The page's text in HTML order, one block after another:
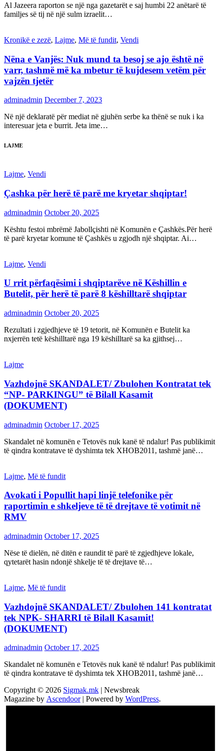
Al Jazeera raporton se një nga gazetarët e saj humbi 22 anëtarë të
familjes së tij në një sulm izraelit…
Kronikë e zezë, Lajme, Më të fundit, Vendi
Nëna e Vanjës: Nuk mund ta besoj se ajo është në
varr, tashmë më ka mbetur të kujdesem vetëm për
vajzën tjetër
adminadmin December 7, 2023
Në një deklaratë për mediat në gjuhën serbe ka thënë se nuk i ka
interesuar jeta e burrit. Jeta ime…
LAJME
Lajme, Vendi
Çashka për herë të parë me kryetar shqiptar!
adminadmin October 20, 2025
Kështu festoi mbrëmë Jabollçishti në Komunën e Çashkës.Për herë
të parë kryetar komune të Çashkës u zgjodh një shqiptar. Ai…
Lajme, Vendi
U rrit përfaqësimi i shqiptarëve në Këshillin e
Butelit, për herë të parë 8 këshilltarë shqiptar
adminadmin October 20, 2025
Rezultati i zgjedhjeve të 19 tetorit, në Komunën e Butelit ka
nxjerrën tetë këshilltarë nga 19 këshilltarë sa ka gjithsej…
Lajme
Vazhdojnë SKANDALET/ Zbulohen Kontratat tek
“NP- PARKINGU” të Bilall Kasamit
(DOKUMENT)
adminadmin October 17, 2025
Skandalet në komunën e Tetovës nuk kanë të ndalur! Pas publikimit
të qindra kontratave të dyshimta tek XHOB2011, tashmë janë…
Lajme, Më të fundit
Avokati i Popullit hapi linjë telefonike për
raportimin e shkeljeve të të drejtave të votimit në
RMV
adminadmin October 17, 2025
Nëse të dielën, në ditën e raundit të parë të zgjedhjeve lokale,
qytetarët hasin ndonjë shkelje të të drejtave të…
Lajme, Më të fundit
Vazhdojnē SKANDALET/ Zbulohen 141 kontratat
tek NPK- SHARRI të Bilall Kasamit!
(DOKUMENT)
adminadmin October 17, 2025
Skandalet në komunën e Tetovës nuk kanë të ndalur! Pas publikimit
të qindra kontratave të dyshimta tek XHOB2011, tashmë janë…
Copyright © 2026 Sigmak.mk | Newsbreak
Magazine by Ascendoor| Powered by WordPress.